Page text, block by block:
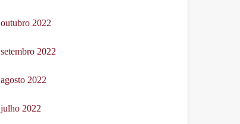
outubro 2022
setembro 2022
agosto 2022
julho 2022